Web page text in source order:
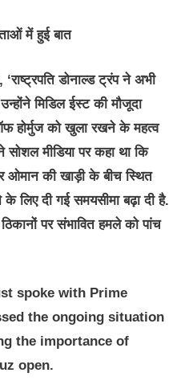
में हुई बात
डोनाल्ड ट्रंप ने अभी
मिडिल ईस्ट की मौजूदा
होर्मुज को खुला रखने के महत्व
मीडिया पर कहा था कि
ओमान की खाड़ी के बीच स्थित
लिए दी गई समयसीमा बढ़ा दी है.
पर संभावित हमले को पांच
spoke with Prime
the ongoing situation
the importance of
open.